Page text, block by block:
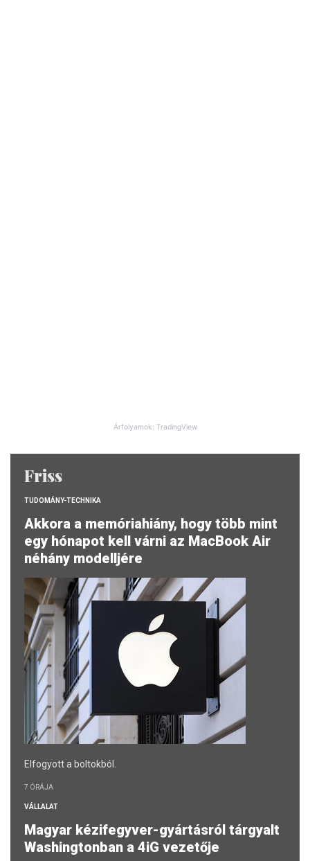
Árfolyamok: TradingView
Friss
TUDOMÁNY-TECHNIKA
Akkora a memóriahiány, hogy több mint
egy hónapot kell várni az MacBook Air
néhány modelljére
Elfogyott a boltokból.
7 ÓRÁJA
VÁLLALAT
Magyar kézifegyver-gyártásról tárgyalt
Washingtonban a 4iG vezetője